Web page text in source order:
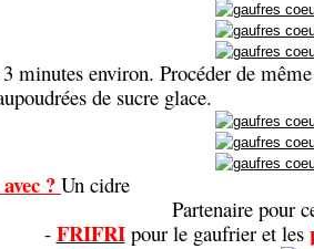
minutes environ. Procéder de
de sucre glace.
? Un cidre
Partenaire pour
- FRIFRIpour le gaufrier et les